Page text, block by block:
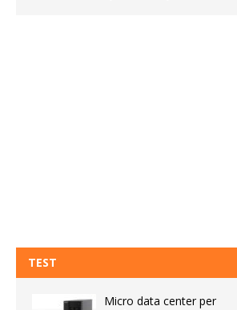
TEST
Micro data center per